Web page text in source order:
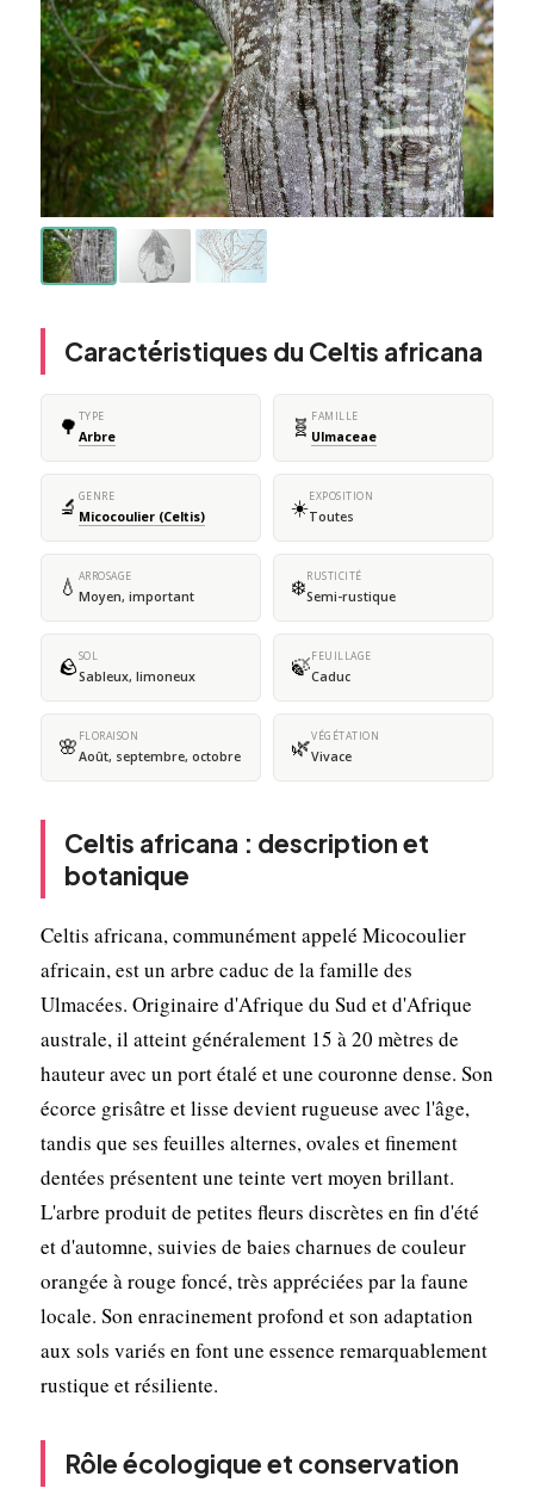
Caractéristiques du Celtis africana
🌳 TYPE
Arbre 🧬 FAMILLE
Ulmaceae
🔬 GENRE
Micocoulier (Celtis) ☀️EXPOSITION
Toutes
💧 ARROSAGE
Moyen, important ❄️RUSTICITÉ
Semi-rustique
🪨SOL
Sableux, limoneux 🍃FEUILLAGE
Caduc
🌸 FLORAISON
Août, septembre, octobre 🌿VÉGÉTATION
Vivace
Celtis africana : description et
botanique
Celtis africana, communément appelé Micocoulier
africain, est un arbre caduc de la famille des
Ulmacées. Originaire d'Afrique du Sud et d'Afrique
australe, il atteint généralement 15 à 20 mètres de
hauteur avec un port étalé et une couronne dense. Son
écorce grisâtre et lisse devient rugueuse avec l'âge,
tandis que ses feuilles alternes, ovales et finement
dentées présentent une teinte vert moyen brillant.
L'arbre produit de petites fleurs discrètes en fin d'été
et d'automne, suivies de baies charnues de couleur
orangée à rouge foncé, très appréciées par la faune
locale. Son enracinement profond et son adaptation
aux sols variés en font une essence remarquablement
rustique et résiliente.
Rôle écologique et conservation